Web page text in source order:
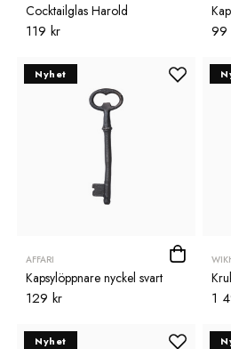
Cocktailglas Harold
119 kr 99
Nyhet
AFFARI
Kapsylöppnare nyckel svart
129 kr 1
Nyhet